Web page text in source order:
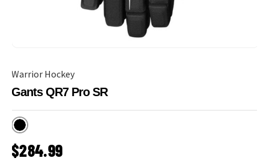
Warrior Hockey
Gants QR7 Pro SR
Noir
PRIX HABITUEL
$284.99